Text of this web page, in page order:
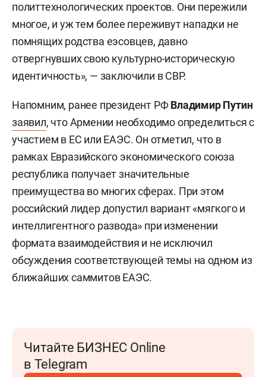
политтехнологических проектов. Они пережили
многое, и уж тем более переживут нападки не
помнящих родства еэсовцев, давно
отвергнувших свою культурно-историческую
идентичность», — заключили в СВР.
Напомним, ранее президент РФВладимир Путин
заявил, что Армении необходимо определиться с
участием в ЕС или ЕАЭС. Он отметил, что в
рамках Евразийского экономического союза
республика получает значительные
преимущества во многих сферах. При этом
российский лидер допустил вариант «мягкого и
интеллигентного развода» при изменении
формата взаимодействия и не исключил
обсуждения соответствующей темы на одном из
ближайших саммитов ЕАЭС.
Читайте БИЗНЕС Online
в Telegram